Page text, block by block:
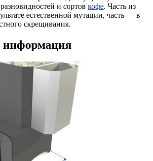
и сортов кофе. Часть из
естественной мутации, часть — в
скрещивания.
информация